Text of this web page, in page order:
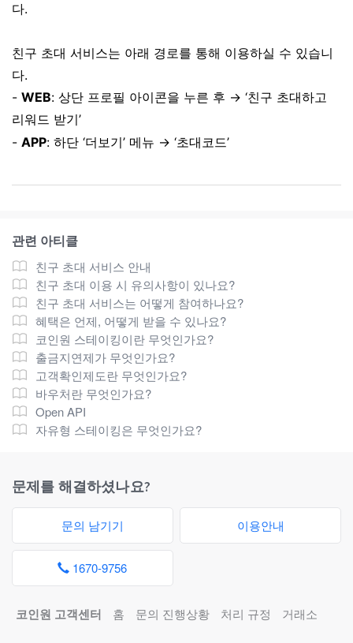
다.
친구 초대 서비스는 아래 경로를 통해 이용하실 수 있습니
다.
- WEB: 상단 프로필 아이콘을 누른 후 → ‘친구 초대하고
리워드 받기’
- APP: 하단 ‘더보기’ 메뉴 → ‘초대코드’
관련 아티클
친구 초대 서비스 안내
친구 초대 이용 시 유의사항이 있나요?
친구 초대 서비스는 어떻게 참여하나요?
혜택은 언제, 어떻게 받을 수 있나요?
코인원 스테이킹이란 무엇인가요?
출금지연제가 무엇인가요?
고객확인제도란 무엇인가요?
바우처란 무엇인가요?
Open API
자유형 스테이킹은 무엇인가요?
문제를 해결하셨나요?
문의 남기기 이용안내
1670-9756
코인원 고객센터 홈 문의 진행상황 처리 규정 거래소